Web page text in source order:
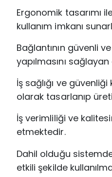
Ergonomik tasarımı
kullanım imkanı
Bağlantının güvenli
yapılmasını
İş sağlığı ve
olarak tasarlanıp
İş verimliliği ve
etmektedir.
Dahil olduğu
etkili şekilde